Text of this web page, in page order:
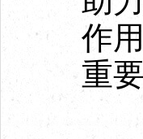
作
重
为